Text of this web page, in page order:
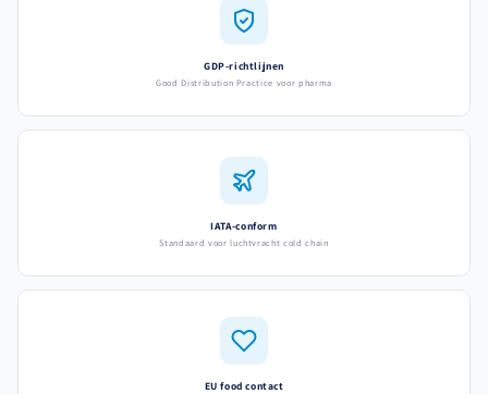
GDP-richtlijnen
Good Distribution Practice voor pharma
IATA-conform
Standaard voor luchtvracht cold chain
EU food contact